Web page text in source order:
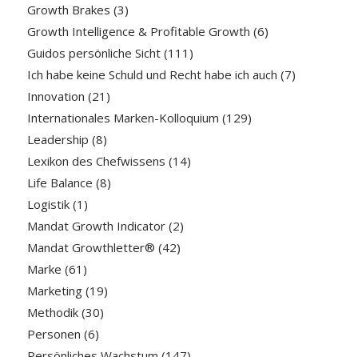
Growth Brakes (3)
Growth Intelligence & Profitable Growth (6)
Guidos persönliche Sicht(111)
Ich habe keine Schuld und Recht habe ich auch (7)
Innovation (21)
Internationales Marken-Kolloquium (129)
Leadership (8)
Lexikon des Chefwissens (14)
Life Balance (8)
Logistik(1)
Mandat Growth Indicator(2)
Mandat Growthletter® (42)
Marke (61)
Marketing(19)
Methodik(30)
Personen (6)